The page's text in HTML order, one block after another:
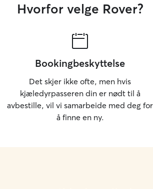
Hvorfor velge Rover?
Bookingbeskyttelse
Det skjer ikke ofte, men hvis
kjæledyrpasseren din er nødt til å
avbestille, vil vi samarbeide med deg for
å finne en ny.